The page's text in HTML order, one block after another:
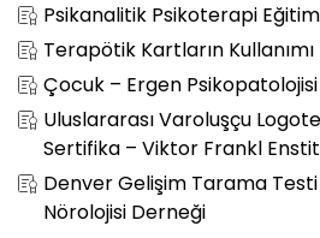
Psikanalitik Psikoterapi
Terapötik Kartların Kullanımı
Çocuk – Ergen Psikopatolojisi
Uluslararası Varoluşçu
Sertifika – Viktor Frankl
Denver Gelişim Tarama
Nörolojisi Derneği